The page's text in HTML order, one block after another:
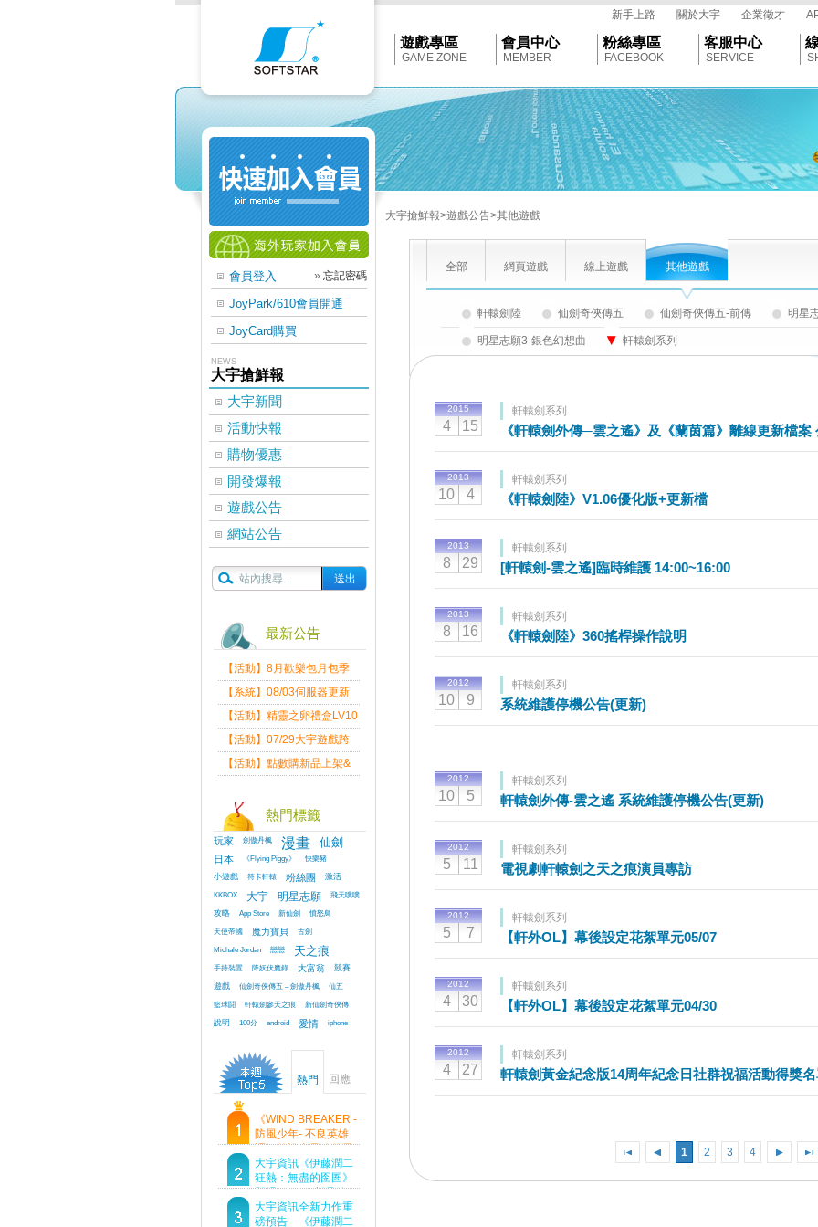
Softstar
新手上路 關於大宇 企業徵才
遊戲專區
GAME ZONE
會員中心
MEMBER
粉絲專區
FACEBOOK
客服中心
SERVICE
會員登入 » 忘記密碼
JoyPark/610會員開通
JoyCard購買
NEWS
大宇搶鮮報
大宇新聞
活動快報
購物優惠
開發爆報
遊戲公告
網站公告
最新公告
【活動】8月歡樂包月包季
送
【系統】08/03伺服器更新
維護公告
【活動】精靈之卵禮盒LV10
限量發送中
【活動】07/29大宇遊戲跨
界盛典
【活動】點數購新品上架&
熱門標籤
玩家 劍傲丹楓 漫畫 仙劍
日本 《Flying Piggy》
快樂豬
小遊戲
符卡軒轅 粉絲團
激活
KKBOX
大宇 明星志願
飛天噗噗
攻略
App Store 新仙劍
憤怒鳥
天使帝國
魔力寶貝
古劍
Michale Jordan
戀戀 天之痕
手持裝置 降妖伏魔錄 大富翁
競賽
遊戲
仙劍奇俠傳五 – 劍傲丹楓
仙五
籃球鬪
軒轅劍參天之痕
新仙劍奇俠傳
說明
100分 android 愛情 iphone
熱門 回應
《WIND BREAKER -
防風少年- 不良英雄
譚》傳說中最強的男
人現身！即將顛覆風
鈴高中！
大宇資訊《伊藤潤二
狂熱：無盡的囹圄》
登場 Steam 新品節
首支預告片及遊戲
Demo重磅釋出
大宇資訊全新力作重
磅預告 《伊藤潤二
大宇搶鮮報>遊戲公告>其他遊戲
全部 網頁遊戲 線上遊戲 其他遊戲
軒轅劍陸 仙劍奇俠傳五 仙劍奇俠傳五-前傳 明星
明星志願3-銀色幻想曲 軒轅劍系列
2015
4 15
軒轅劍系列
《軒轅劍外傳─雲之遙》及《蘭茵篇》離線更新檔案
2013
10 4
軒轅劍系列
《軒轅劍陸》V1.06優化版+更新檔
2013
8 29
軒轅劍系列
[軒轅劍-雲之遙]臨時維護 14:00~16:00
2013
8 16
軒轅劍系列
《軒轅劍陸》360搖桿操作說明
2012
10 9
軒轅劍系列
系統維護停機公告(更新)
2012
10 5
軒轅劍系列
軒轅劍外傳-雲之遙 系統維護停機公告(更新)
2012
5 11
軒轅劍系列
電視劇軒轅劍之天之痕演員專訪
2012
5 7
軒轅劍系列
【軒外OL】幕後設定花絮單元05/07
2012
4 30
軒轅劍系列
【軒外OL】幕後設定花絮單元04/30
2012
4 27
軒轅劍系列
軒轅劍黃金紀念版14周年紀念日社群祝福活動得獎
1 2 3 4